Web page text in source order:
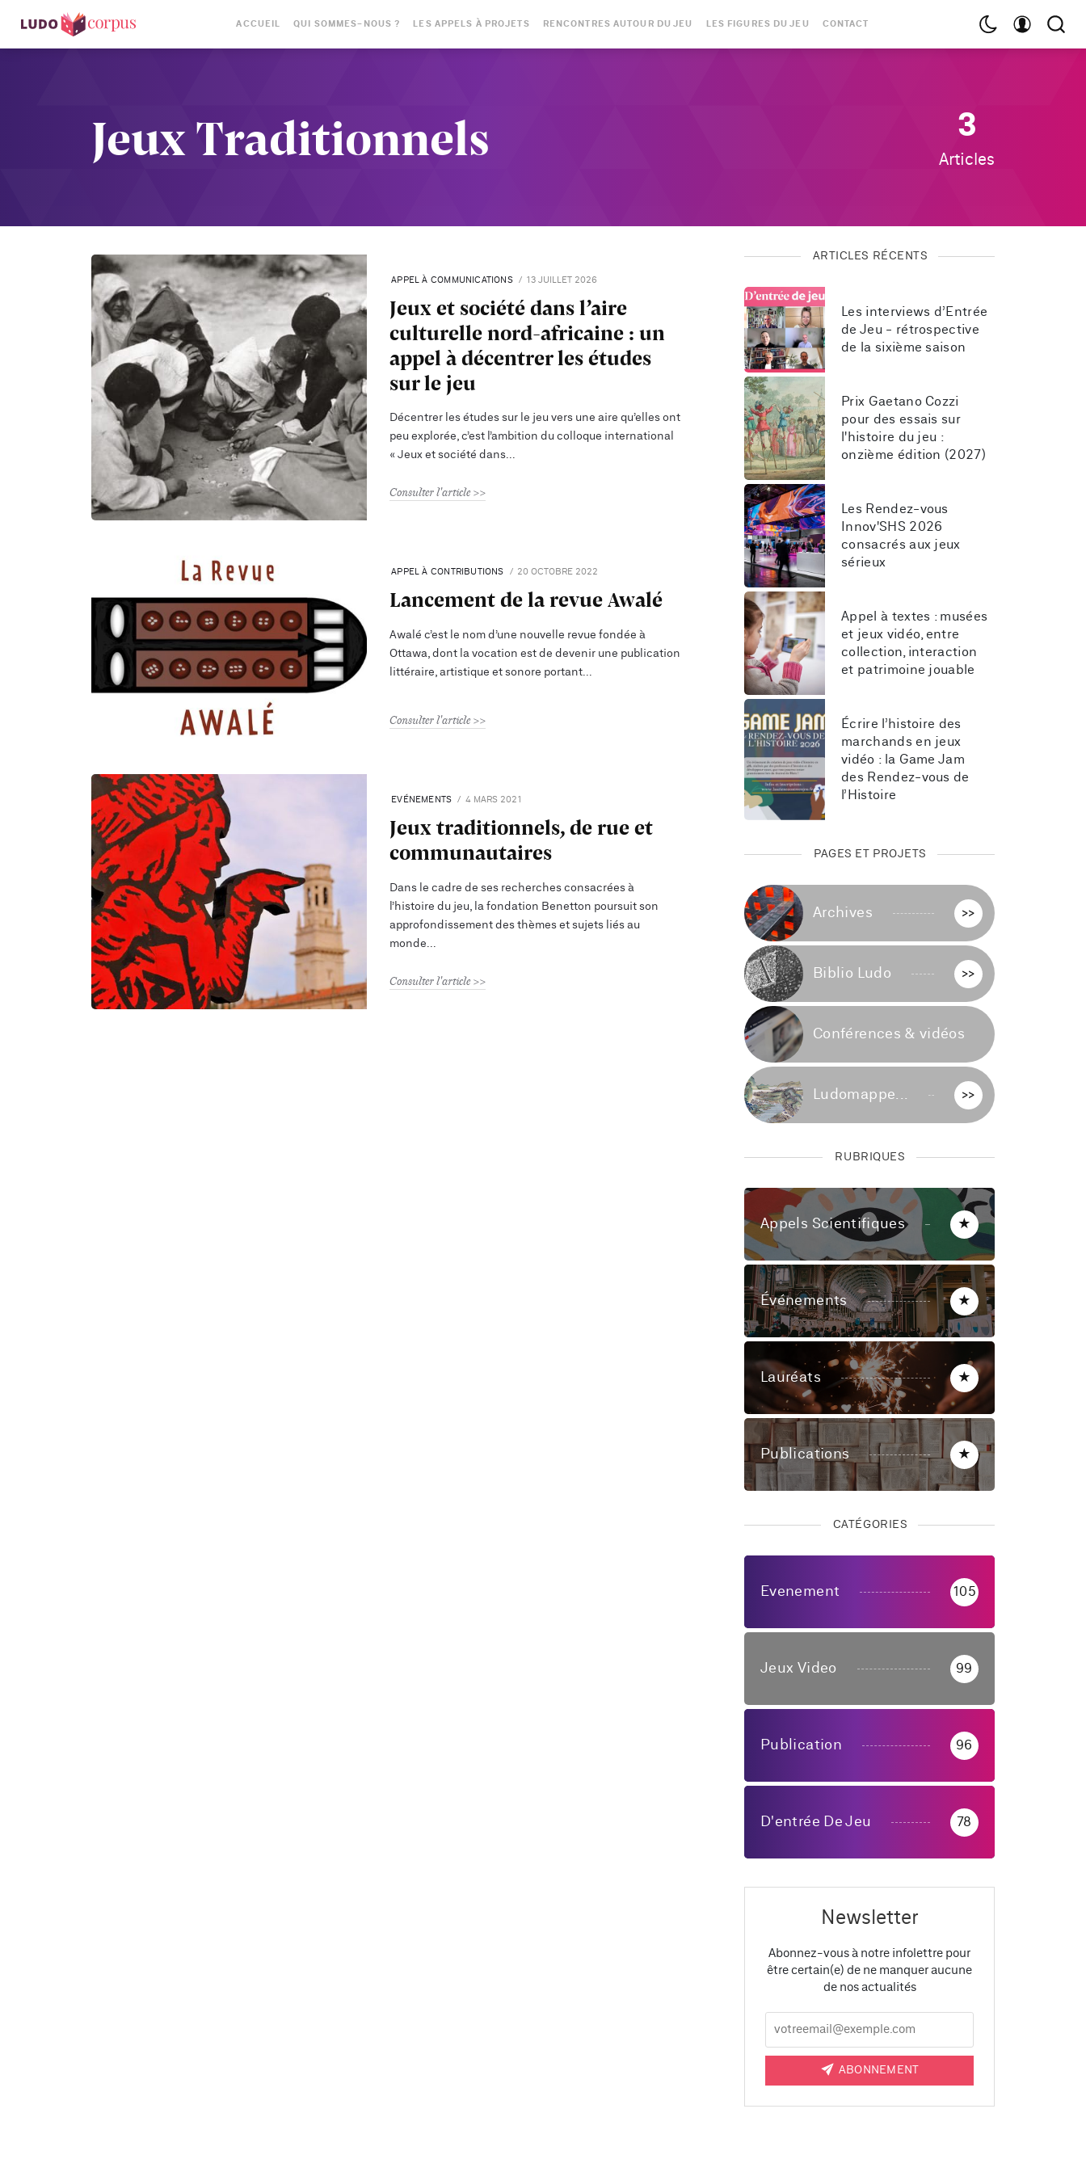
ACCUEIL QUI SOMMES-NOUS ? LES APPELS À PROJETS RENCONTRES AUTOUR DU JEU LES FIGURES DU JEU CONTACT
Jeux Traditionnels 3
Articles
APPEL À COMMUNICATIONS 13 JUILLET 2026
Jeux et société dans l’aire
culturelle nord-africaine : un
appel à décentrer les études
sur le jeu
Décentrer les études sur le jeu vers une aire qu’elles ont
peu explorée, c’est l’ambition du colloque international
« Jeux et société dans
Consulter l'article
APPEL À CONTRIBUTIONS 20 OCTOBRE 2022
Lancement de la revue Awalé
Awalé c’est le nom d’une nouvelle revue fondée à
Ottawa, dont la vocation est de devenir une publication
littéraire, artistique et sonore portant
Consulter l'article
EVÉNEMENTS 4 MARS 2021
Jeux traditionnels, de rue et
communautaires
Dans le cadre de ses recherches consacrées à
l’histoire du jeu, la fondation Benetton poursuit son
approfondissement des thèmes et sujets liés au
monde
Consulter l'article
ARTICLES RÉCENTS
Les interviews d’Entrée
de Jeu - rétrospective
de la sixième saison
Prix Gaetano Cozzi
pour des essais sur
l'histoire du jeu :
onzième édition (2027)
Les Rendez-vous
Innov'SHS 2026
consacrés aux jeux
sérieux
Appel à textes : musées
et jeux vidéo, entre
collection, interaction
et patrimoine jouable
Écrire l’histoire des
marchands en jeux
vidéo : la Game Jam
des Rendez-vous de
l’Histoire
PAGES ET PROJETS
Archives >>
Biblio Ludo >>
Conférences & vidéos
Ludomappe... >>
RUBRIQUES
Appels Scientifiques ★
Événements ★
Lauréats ★
Publications ★
CATÉGORIES
Evenement 105
Jeux Video 99
Publication 96
D'entrée De Jeu 78
Newsletter
Abonnez-vous à notre infolettre pour
être certain(e) de ne manquer aucune
de nos actualités
ABONNEMENT